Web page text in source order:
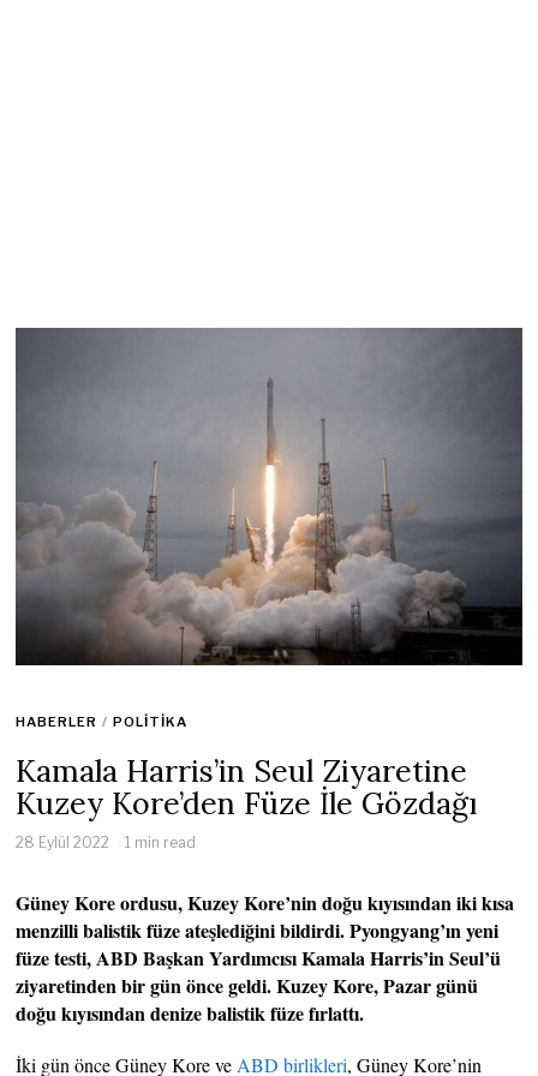
HABERLER / POLITIKA
Kamala Harris’in Seul Ziyaretine
Kuzey Kore’den Füze İle Gözdağı
28 Eylül 2022 1 min read
Güney Kore ordusu, Kuzey Kore’nin doğu kıyısından iki kısa
menzilli balistik füze ateşlediğini bildirdi. Pyongyang’ın yeni
füze testi, ABD Başkan Yardımcısı Kamala Harris’in Seul’ü
ziyaretinden bir gün önce geldi. Kuzey Kore, Pazar günü
doğu kıyısından denize balistik füze fırlattı.
İki gün önce Güney Kore ve ABD birlikleri, Güney Kore’nin